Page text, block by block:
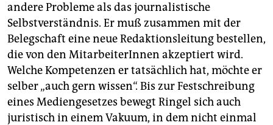
andere Probleme als das journalistische
Selbstverständnis. Er muß zusammen mit der
Belegschaft eine neue Redaktionsleitung bestellen,
die von den MitarbeiterInnen akzeptiert wird.
Welche Kompetenzen er tatsächlich hat, möchte er
selber „auch gern wissen“. Bis zur Festschreibung
eines Mediengesetzes bewegt Ringel sich auch
juristisch in einem Vakuum, in dem nicht einmal